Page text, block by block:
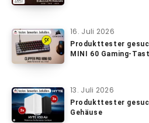
16. Juli 2026
Produkttester
MINI 60 Gaming-
13. Juli 2026
Produkttester
Gehäuse